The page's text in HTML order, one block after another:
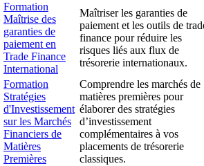
Formation
Maîtrise des
garanties de
paiement en
Trade Finance
International
Maîtriser les garanties de
paiement et les outils de
finance pour réduire les
risques liés aux flux de
trésorerie internationaux.
Formation
Stratégies
d'Investissement
sur les Marchés
Financiers de
Matières
Premières
Comprendre les marchés de
matières premières pour
élaborer des stratégies
d’investissement
complémentaires à vos
placements de trésorerie
classiques.